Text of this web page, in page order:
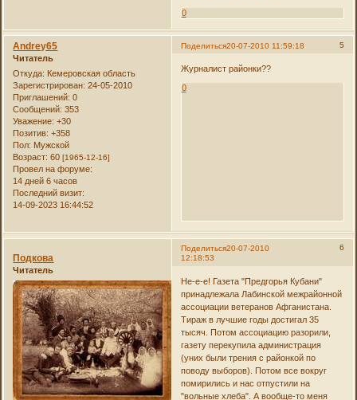
0
Поделиться 5
20-07-2010 11:59:18
Andrey65
Читатель
Откуда: Кемеровская область
Зарегистрирован: 24-05-2010
Приглашений: 0
Сообщений: 353
Уважение: +30
Позитив: +358
Пол: Мужской
Возраст: 60[1965-12-16]
Провел на форуме:
14 дней 6 часов
Последний визит:
14-09-2023 16:44:52
Журналист районки??
0
Поделиться 6
20-07-2010
12:18:53
Подкова
Читатель
Не-е-е! Газета "Предгорья Кубани"
принадлежала Лабинской межрайонной
ассоциации ветеранов Афганистана.
Тираж в лучшие годы достигал 35
тысяч. Потом ассоциацию разорили,
газету перекупила администрация
(уних были трения с районкой по
поводу выборов). Потом все вокруг
помирились и нас отпустили на
"вольные хлеба". А вообще-то меня